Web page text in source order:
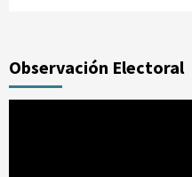
Observación Electoral